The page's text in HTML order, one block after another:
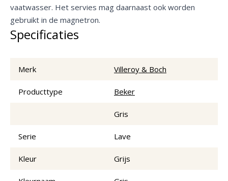
vaatwasser. Het servies mag daarnaast ook worden
gebruikt in de magnetron.
Specificaties
Merk Villeroy & Boch
Producttype Beker
Gris
Serie Lave
Kleur Grijs